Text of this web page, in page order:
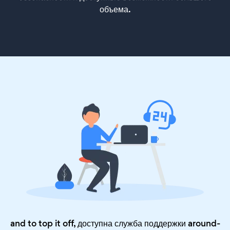
объема.
and to top it off, доступна служба поддержки around-